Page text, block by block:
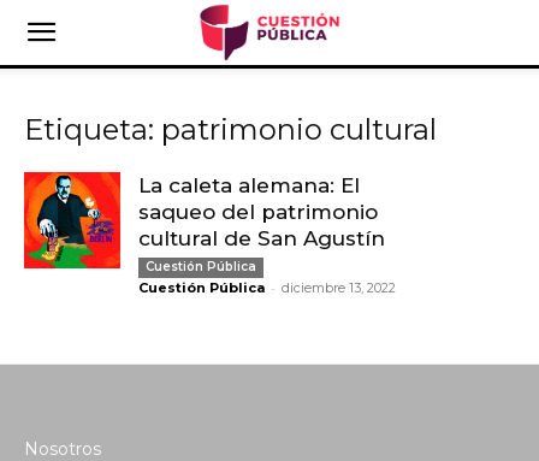
Etiqueta: patrimonio cultural
La caleta alemana: El
saqueo del patrimonio
cultural de San Agustín
Cuestión Pública
Cuestión Pública - diciembre 13, 2022
Nosotros